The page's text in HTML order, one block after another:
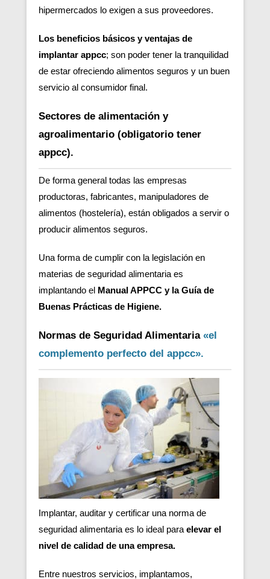
hipermercados lo exigen a sus proveedores.
Los beneficios básicos y ventajas de
implantar appcc; son poder tener la tranquilidad
de estar ofreciendo alimentos seguros y un buen
servicio al consumidor final.
Sectores de alimentación y
agroalimentario (obligatorio tener
appcc).
De forma general todas las empresas
productoras, fabricantes, manipuladores de
alimentos (hostelería), están obligados a servir o
producir alimentos seguros.
Una forma de cumplir con la legislación en
materias de seguridad alimentaria es
implantando el Manual APPCC y la Guía de
Buenas Prácticas de Higiene.
Normas de Seguridad Alimentaria «el
complemento perfecto del appcc».
Implantar, auditar y certificar una norma de
seguridad alimentaria es lo ideal para elevar el
nivel de calidad de una empresa.
Entre nuestros servicios, implantamos,